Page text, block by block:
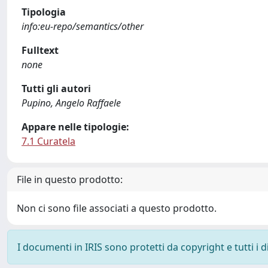
Tipologia
info:eu-repo/semantics/other
Fulltext
none
Tutti gli autori
Pupino, Angelo Raffaele
Appare nelle tipologie:
7.1 Curatela
File in questo prodotto:
Non ci sono file associati a questo prodotto.
I documenti in IRIS sono protetti da copyright e tutti i